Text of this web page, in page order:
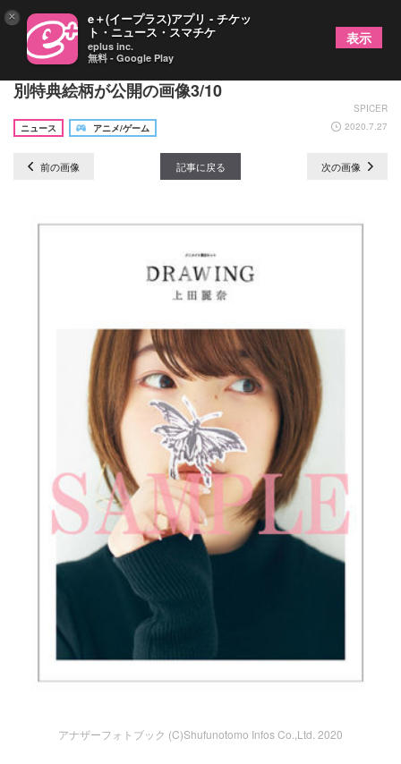
上田麗奈フォトブック『DRAWING』 の表紙＆法人
別特典絵柄が公開の画像3/10
SPICER
ニュース
アニメ/ゲーム 2020.7.27
前の画像 記事に戻る 次の画像
アナザーフォトブック (C)Shufunotomo Infos Co.,Ltd. 2020
× e＋(イープラス)アプリ - チケッ
ト・ニュース・スマチケ
eplus inc.
無料 - Google Play
表示